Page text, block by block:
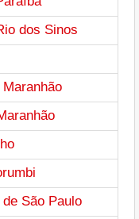
dos Sinos
São Paulo